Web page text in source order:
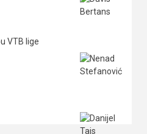
VTB lige